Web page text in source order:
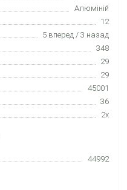
Алюміній
12
5 вперед / 3 назад
348
29
29
45001
36
2x
44992